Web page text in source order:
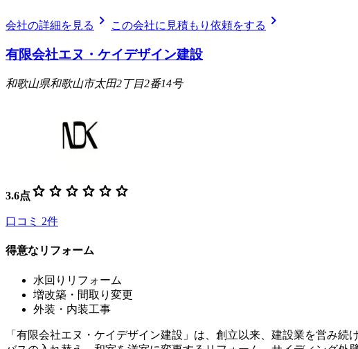
会社の詳細を見る chevron_right この会社に見積もり依頼をする chevron_right
有限会社エヌ・ケイデザイン建設
和歌山県和歌山市太田2丁目2番14号
3.6点 star star star star star star
口コミ 2件
得意なリフォーム
水回りリフォーム
増改築・間取り変更
外装・内装工事
「有限会社エヌ・ケイデザイン建設」は、創立以来、建設業を営み